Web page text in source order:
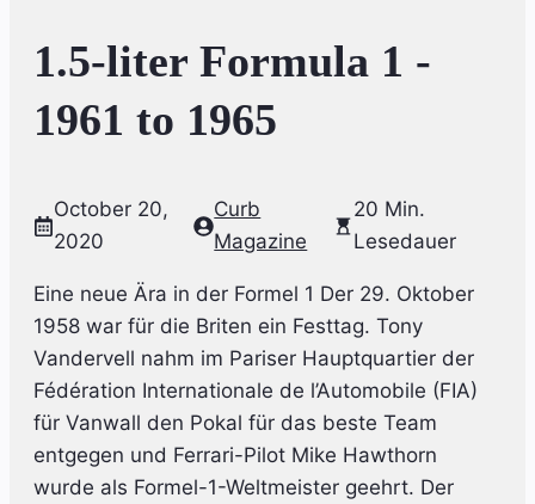
1.5-liter Formula 1 -
1961 to 1965
October 20,
2020
Curb
Magazine
20 Min.
Lesedauer
Eine neue Ära in der Formel 1 Der 29. Oktober
1958 war für die Briten ein Festtag. Tony
Vandervell nahm im Pariser Hauptquartier der
Fédération Internationale de l’Automobile (FIA)
für Vanwall den Pokal für das beste Team
entgegen und Ferrari-Pilot Mike Hawthorn
wurde als Formel-1-Weltmeister geehrt. Der